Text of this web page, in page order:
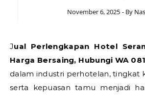
November 6, 2025 - By
Jual Perlengkapan Hotel Seram Bagian Barat
Harga Bersaing, Hubungi WA
dalam industri perhotelan, tingkat
serta kepuasan tamu menjadi